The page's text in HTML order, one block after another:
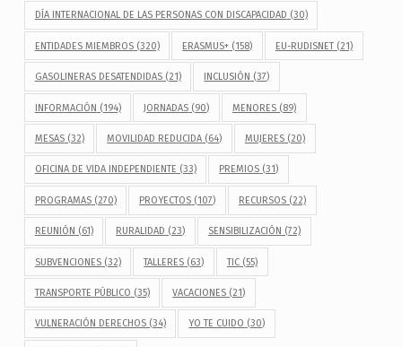
DÍA INTERNACIONAL DE LAS PERSONAS CON DISCAPACIDAD (30)
ENTIDADES MIEMBROS(320) ERASMUS+ (158) EU-RUDISNET(21)
GASOLINERAS DESATENDIDAS(21) INCLUSIÓN (37)
INFORMACIÓN (194) JORNADAS (90) MENORES(89)
MESAS(32) MOVILIDAD REDUCIDA (64) MUJERES(20)
OFICINA DE VIDA INDEPENDIENTE (33) PREMIOS (31)
PROGRAMAS(270) PROYECTOS (107) RECURSOS(22)
REUNIÓN (61) RURALIDAD (23) SENSIBILIZACIÓN (72)
SUBVENCIONES(32) TALLERES (63) TIC(55)
TRANSPORTE PÚBLICO (35) VACACIONES (21)
VULNERACIÓN DERECHOS(34) YO TE CUIDO (30)